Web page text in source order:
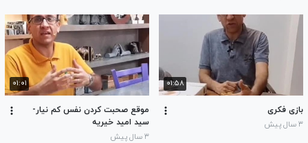
۰۱:۵۸
بازی فکری
۳ سال پیش
۰۱:۰۱
موقع صحبت کردن نفس کم نیار-
سید امید خیریه
۳ سال پیش